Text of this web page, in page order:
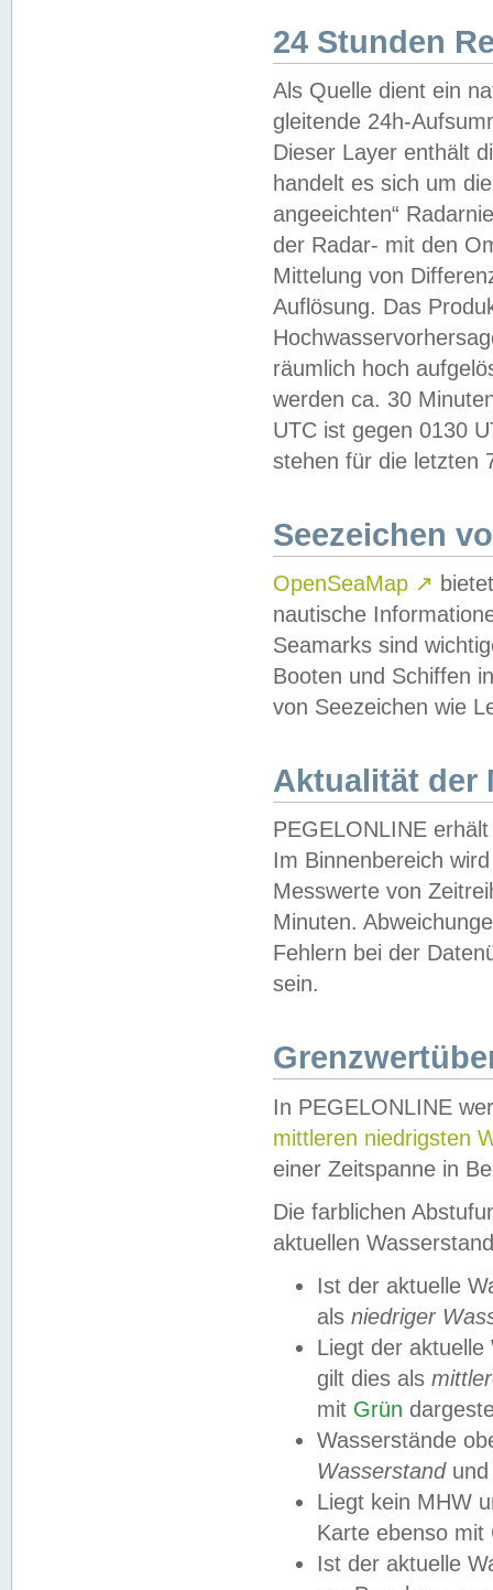
24 Stunden
Als Quelle dient ein
gleitende 24h-
Dieser Layer enthält
handelt es sich um
angeeichten“
der Radar- mit den
Mittelung von
Auflösung. Das
räumlich hoch
werden ca. 30
UTC ist gegen 0130
stehen für die letzten
Seezeichen
OpenSeaMap ↗
nautische
Seamarks sind
Booten und Schiffen
von Seezeichen wie
Aktualität der
PEGELONLINE
Im Binnenbereich
Messwerte von
Minuten.
Fehlern bei der
sein.
In PEGELONLINE
mittleren niedrigsten
einer Zeitspanne in
Die farblichen
aktuellen
Ist der aktuelle
als niedriger
Liegt der
gilt dies als
mit Grün
Wasserstände
Wasserstandund
Liegt kein MHW
Karte ebenso mit
Ist der aktuelle